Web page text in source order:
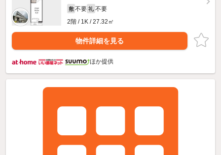
敷 不要 礼 不要
2階 / 1K / 27.32㎡
物件詳細を見る
ほか提供